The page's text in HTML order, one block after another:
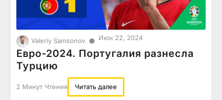
Valeriy Samsonov ● Июн 22, 2024
Евро-2024. Португалия разнесла
Турцию
2 Минут Чтения Читать далее